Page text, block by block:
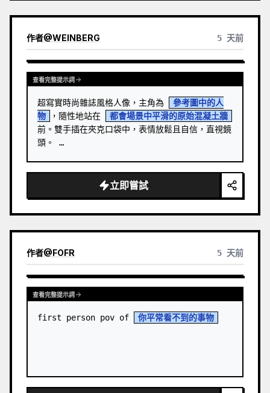
# 包含文字：
- 前導文案：【發售約一週後即決定再版】
書籍「 Designing from Zero with AI 」現正
熱銷中。 …
作者@WEINBERG 5 天前
查看完整提示詞
超寫實時尚雜誌風格人像，主角為
參考圖中的人
物
，隨性地站在
都會場景中平滑的原始混凝土牆
前。雙手插在夾克口袋中，表情放鬆且自信，直視鏡
頭。 …
立即嘗試
作者@FOFR 5 天前
查看完整提示詞
first person pov of 你平常看不到的事物